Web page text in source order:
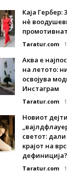
Каја
нè
Taratur.com
Аква е
на летото:
освојува
Инстаграм
Taratur.com
Новиот
светот: дали
крајот на
дефиниција?
Taratur.com